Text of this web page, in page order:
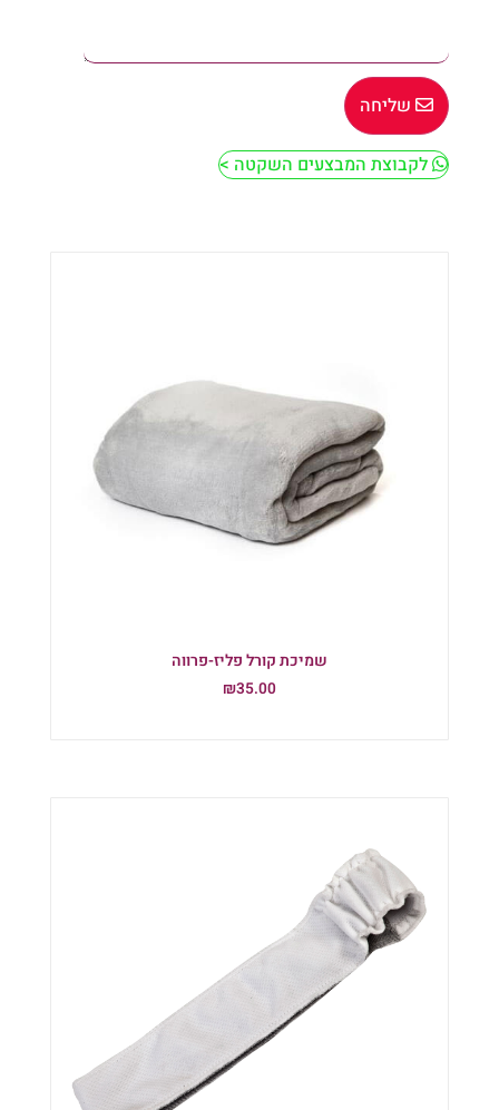
שליחה
לקבוצת המבצעים השקטה >
שמיכת קורל פליז-פרווה
₪35.00